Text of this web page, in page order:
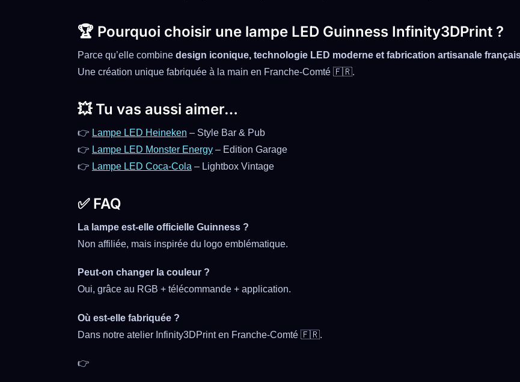
🏆 Pourquoi choisir une lampe LED Guinness Infinity3DPrint ?
Parce qu’elle combine design iconique, technologie LED moderne et fabrication artisanale
Une création unique fabriquée à la main en Franche-Comté 🇫🇷.
💥 Tu vas aussi aimer…
👉 Lampe LED Heineken – Style Bar & Pub
👉 Lampe LED Monster Energy– Edition Garage
👉 Lampe LED Coca-Cola – Lightbox Vintage
✅ FAQ
La lampe est-elle officielle Guinness ?
Non affiliée, mais inspirée du logo emblématique.
Peut-on changer la couleur ?
Oui, grâce au RGB + télécommande + application.
Où est-elle fabriquée ?
Dans notre atelier Infinity3DPrint en Franche-Comté 🇫🇷.
👉